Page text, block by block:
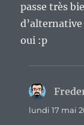
passe très
oui :p
lundi 17 mai